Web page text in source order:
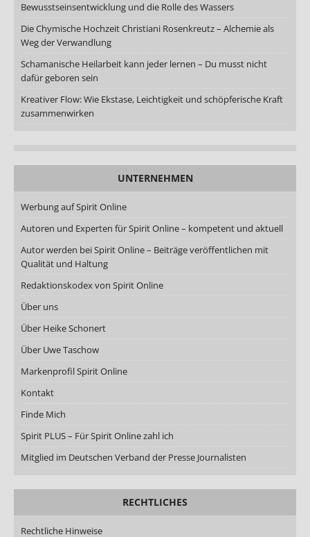
Bewusstseinsentwicklung und die Rolle des Wassers
Die Chymische Hochzeit Christiani Rosenkreutz – Alchemie als
Weg der Verwandlung
Schamanische Heilarbeit kann jeder lernen – Du musst nicht
dafür geboren sein
Kreativer Flow: Wie Ekstase, Leichtigkeit und schöpferische Kraft
zusammenwirken
UNTERNEHMEN
Werbung auf Spirit Online
Autoren und Experten für Spirit Online – kompetent und aktuell
Autor werden bei Spirit Online – Beiträge veröffentlichen mit
Qualität und Haltung
Redaktionskodex von Spirit Online
Über uns
Über Heike Schonert
Über Uwe Taschow
Markenprofil Spirit Online
Kontakt
Finde Mich
Spirit PLUS – Für Spirit Online zahl ich
Mitglied im Deutschen Verband der Presse Journalisten
RECHTLICHES
Rechtliche Hinweise